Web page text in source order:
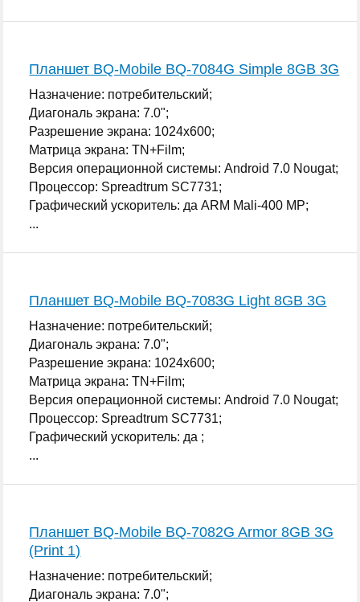
Планшет BQ-Mobile BQ-7084G Simple 8GB 3G
Назначение: потребительский;
Диагональ экрана: 7.0";
Разрешение экрана: 1024x600;
Матрица экрана: TN+Film;
Версия операционной системы: Android 7.0 Nougat;
Процессор: Spreadtrum SC7731;
Графический ускоритель: да ARM Mali-400 MP;
...
Планшет BQ-Mobile BQ-7083G Light 8GB 3G
Назначение: потребительский;
Диагональ экрана: 7.0";
Разрешение экрана: 1024x600;
Матрица экрана: TN+Film;
Версия операционной системы: Android 7.0 Nougat;
Процессор: Spreadtrum SC7731;
Графический ускоритель: да ;
...
Планшет BQ-Mobile BQ-7082G Armor 8GB 3G
(Print 1)
Назначение: потребительский;
Диагональ экрана: 7.0";